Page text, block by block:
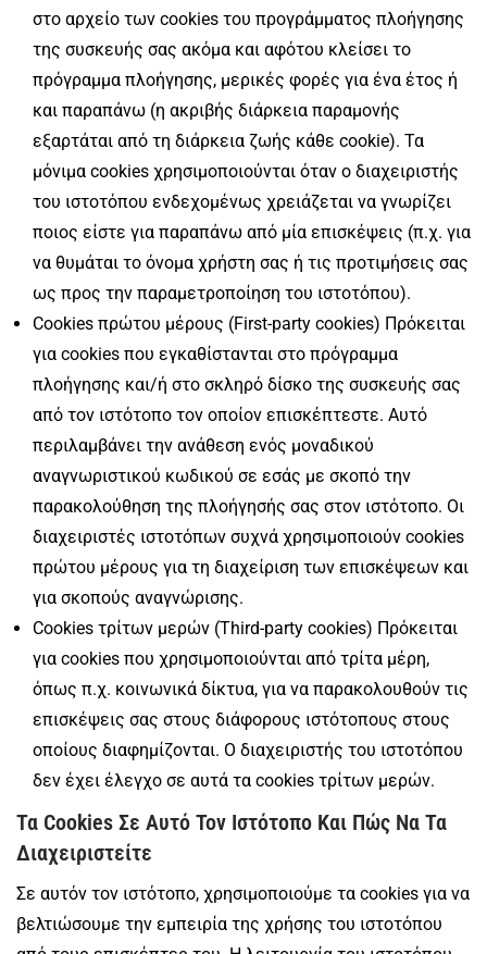
στο αρχείο των cookies του προγράμματος πλοήγησης
της συσκευής σας ακόμα και αφότου κλείσει το
πρόγραμμα πλοήγησης, μερικές φορές για ένα έτος ή
και παραπάνω (η ακριβής διάρκεια παραμονής
εξαρτάται από τη διάρκεια ζωής κάθε cookie). Τα
μόνιμα cookies χρησιμοποιούνται όταν ο διαχειριστής
του ιστοτόπου ενδεχομένως χρειάζεται να γνωρίζει
ποιος είστε για παραπάνω από μία επισκέψεις (π.χ. για
να θυμάται το όνομα χρήστη σας ή τις προτιμήσεις σας
ως προς την παραμετροποίηση του ιστοτόπου).
Cookies πρώτου μέρους (First-party cookies) Πρόκειται
για cookies που εγκαθίστανται στο πρόγραμμα
πλοήγησης και/ή στο σκληρό δίσκο της συσκευής σας
από τον ιστότοπο τον οποίον επισκέπτεστε. Αυτό
περιλαμβάνει την ανάθεση ενός μοναδικού
αναγνωριστικού κωδικού σε εσάς με σκοπό την
παρακολούθηση της πλοήγησής σας στον ιστότοπο. Οι
διαχειριστές ιστοτόπων συχνά χρησιμοποιούν cookies
πρώτου μέρους για τη διαχείριση των επισκέψεων και
για σκοπούς αναγνώρισης.
Cookies τρίτων μερών (Third-party cookies) Πρόκειται
για cookies που χρησιμοποιούνται από τρίτα μέρη,
όπως π.χ. κοινωνικά δίκτυα, για να παρακολουθούν τις
επισκέψεις σας στους διάφορους ιστότοπους στους
οποίους διαφημίζονται. Ο διαχειριστής του ιστοτόπου
δεν έχει έλεγχο σε αυτά τα cookies τρίτων μερών.
Τα Cookies Σε Αυτό Τον Ιστότοπο Και Πώς Να Τα
Διαχειριστείτε
Σε αυτόν τον ιστότοπο, χρησιμοποιούμε τα cookies για να
βελτιώσουμε την εμπειρία της χρήσης του ιστοτόπου